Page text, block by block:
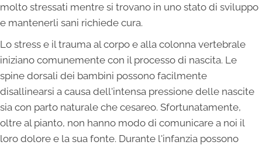
molto stressati mentre si trovano in uno stato di sviluppo
e mantenerli sani richiede cura.
Lo stress e il trauma al corpo e alla colonna vertebrale
iniziano comunemente con il processo di nascita. Le
spine dorsali dei bambini possono facilmente
disallinearsi a causa dell'intensa pressione delle nascite
sia con parto naturale che cesareo. Sfortunatamente,
oltre al pianto, non hanno modo di comunicare a noi il
loro dolore e la sua fonte. Durante l'infanzia possono